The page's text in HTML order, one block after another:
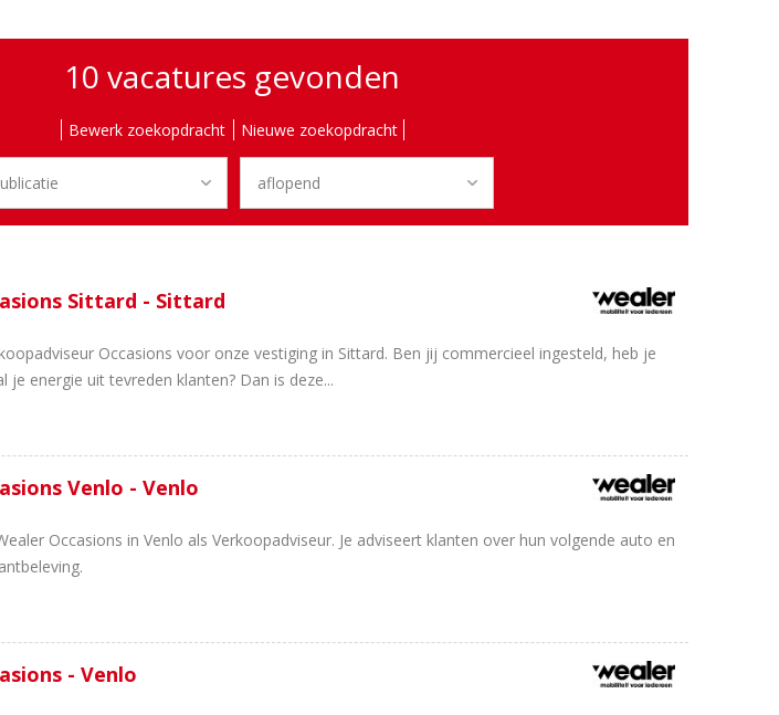
10 vacatures gevonden
Bewerk zoekopdracht Nieuwe zoekopdracht
Sittard - Sittard
Occasions voor onze vestiging in Sittard. Ben jij commercieel ingesteld, heb je
je energie uit tevreden klanten? Dan is deze...
Venlo - Venlo
Occasions in Venlo als Verkoopadviseur. Je adviseert klanten over hun volgende auto en
- Venlo